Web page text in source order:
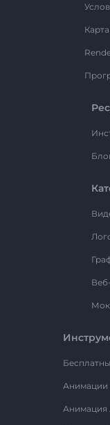
Анимации
Анимация